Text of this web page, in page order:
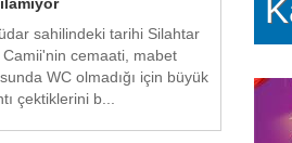
sahilindeki tarihi Silahtar
Camii'nin cemaati, mabet
WC olmadığı için büyük
çektiklerini b...